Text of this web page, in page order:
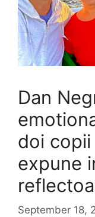
Dan
doi copii
expune
September 18,